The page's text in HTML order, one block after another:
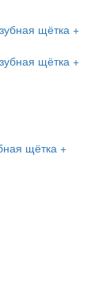
щётка +